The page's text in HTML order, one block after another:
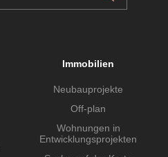
Immobilien
Neubauprojekte
Off-plan
Wohnungen in
Entwicklungsprojekten